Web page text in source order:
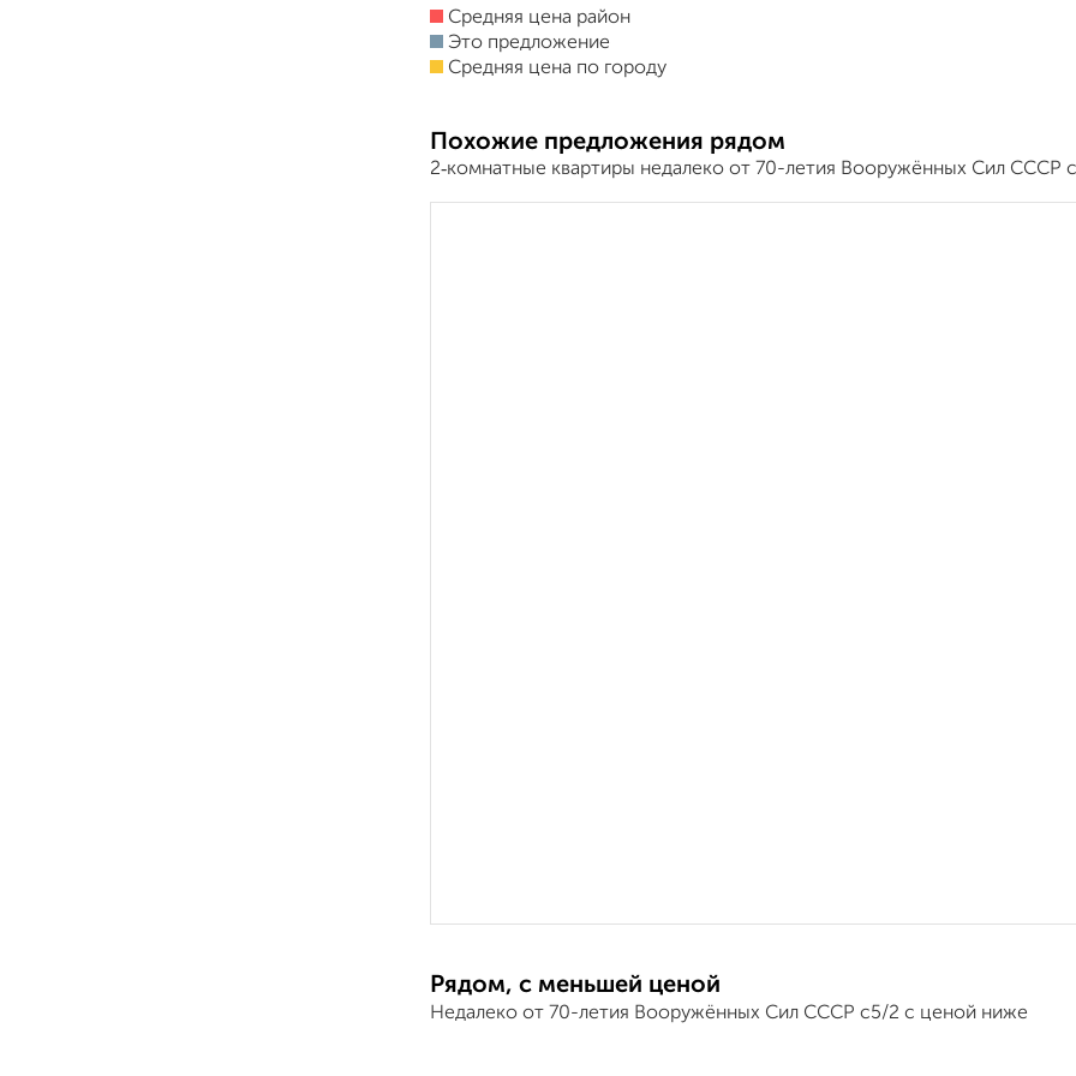
Средняя цена район
Это предложение
Средняя цена по городу
Похожие предложения рядом
2‑комнатные квартиры недалеко от 70-летия Вооружённых Сил СССР
Рядом, с меньшей ценой
Недалеко от 70-летия Вооружённых Сил СССР с5/2 с ценой ниже